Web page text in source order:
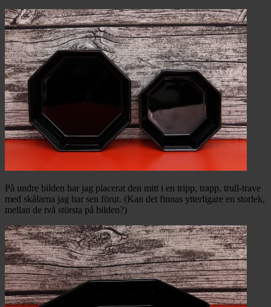
På undre bilden har jag placerat den mitt i en tripp, trapp, trull-trave
med skålarna jag har sen förut. (Kan det finnas ytterligare en storlek,
mellan de två största på bilden?)